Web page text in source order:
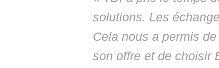
solutions. Les
Cela nous a permis
son offre et de choisir